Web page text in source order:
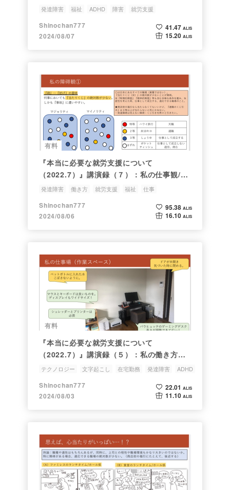
発達障害 福祉 ADHD 障害 就労支援
Shinochan777
2024/08/07
41.47 ALIS
15.20 ALIS
有料
『本当に必要な就労支援について
（2022.7）』講演録（７）：私の仕事観/障
碍観①
発達障害 働き方 就労支援 福祉 仕事
Shinochan777
2024/08/06
95.38 ALIS
16.10 ALIS
有料
『本当に必要な就労支援について
（2022.7）』講演録（５）：私の働き方と
仕事の道具
テクノロジー 文字起こし 在宅勤務 発達障害 ADHD
Shinochan777
2024/08/03
22.01 ALIS
11.10 ALIS